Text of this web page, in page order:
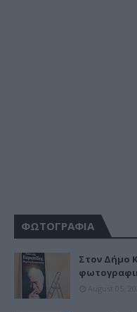
ΦΩΤΟΓΡΑΦΙΑ
Στον Δήμο